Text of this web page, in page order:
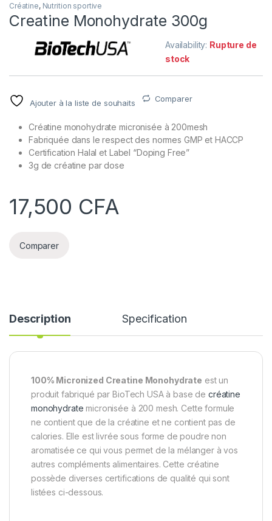
Créatine, Nutrition sportive
Creatine Monohydrate 300g
Availability: Rupture de
stock
Ajouter à la liste de souhaits Comparer
Créatine monohydrate micronisée à 200mesh
Fabriquée dans le respect des normes GMP et HACCP
Certification Halal et Label “Doping Free”
3g de créatine par dose
17,500 CFA
Comparer
Description Specification
100% Micronized Creatine Monohydrate est un
produit fabriqué par BioTech USA à base de créatine
monohydrate micronisée à 200 mesh. Cette formule
ne contient que de la créatine et ne contient pas de
calories. Elle est livrée sous forme de poudre non
aromatisée ce qui vous permet de la mélanger à vos
autres compléments alimentaires. Cette créatine
possède diverses certifications de qualité qui sont
listées ci-dessous.